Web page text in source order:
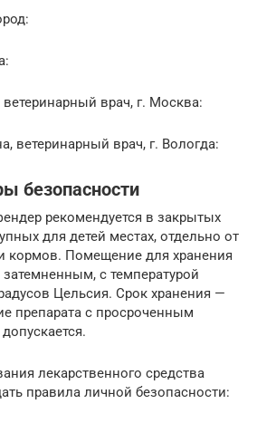
врач, г. Москва:
ветеринарный врач, г. Вологда:
безопасности
рекомендуется в закрытых
для детей местах, отдельно от
кормов. Помещение для хранения
с температурой
Цельсия. Срок хранения —
препарата с просроченным
лекарственного средства
правила личной безопасности: